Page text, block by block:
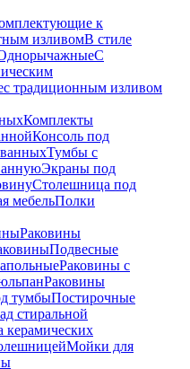
к
изливомВ стиле
С
с традиционным изливом
Комплекты
Консоль под
ванныхТумбы с
Экраны под
Столешница под
мебельПолки
Раковины
Подвесные
Раковины с
Раковины
тумбыПостирочные
стиральной
керамических
Мойки для